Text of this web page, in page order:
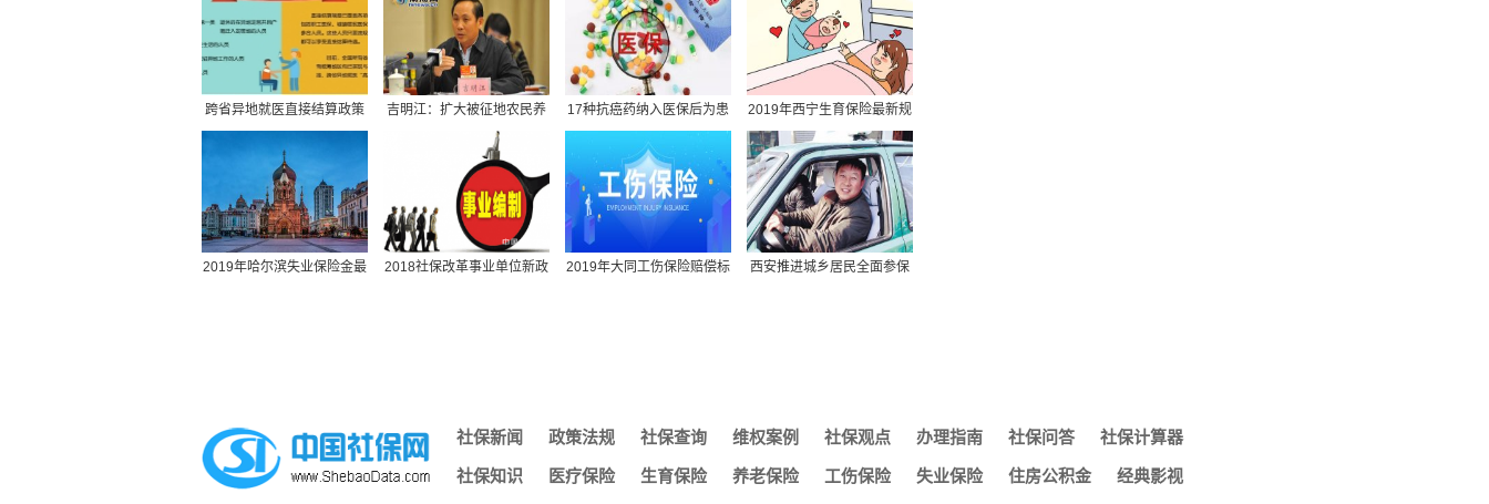
社保并入税务,社保并入税务局缴纳是指什么意思
社保规定医疗保险买什么,社保规定医疗保险买什么险种
原公司倒闭社保怎么办,原公司倒闭社保怎么办理
北京最低社保缴费基数,北京最低社保缴费基数查询
同城社保转移需要提供什么材料,同城社保转移需要提供什么材
湖北丹江口市社保包含医疗,丹江口市医保报销比例
保险社保报销范围,社保 报销范围
苏州园区社保转到南京,苏州市区的社保怎样转到苏州园区
交社保计什么科目,交社保的科目
不知道自己的社保编号,什么是社保编号我怎么找不到
网上怎么查社保养老保险费年限,网上怎么查社保养老保险费年
跨省异地就医直接结算政策
吉明江：扩大被征地农民养
老保险范围
17种抗癌药纳入医保后为患
2019年西宁生育保险最新规
定：报销条件、材料
2019年哈尔滨失业保险金最
2018社保改革事业单位新政
2019年大同工伤保险赔偿标
西安推进城乡居民全面参保
社保新闻 政策法规 社保查询 维权案例 社保观点 办理指南 社保问答 社保计算器
社保知识 医疗保险 生育保险 养老保险 工伤保险 失业保险 住房公积金 经典影视